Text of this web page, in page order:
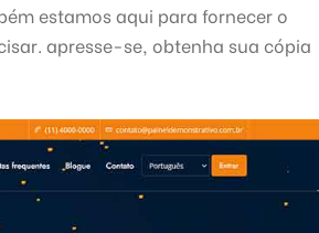
estamos aqui para fornecer o
apresse-se, obtenha sua cópia